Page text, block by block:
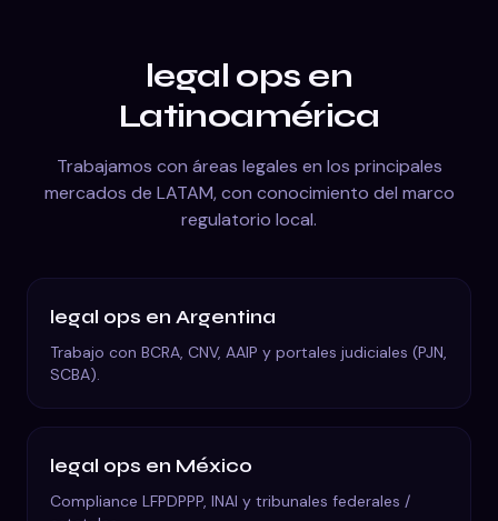
legal ops en
Latinoamérica
Trabajamos con áreas legales en los principales
mercados de LATAM, con conocimiento del marco
regulatorio local.
legal ops en Argentina
Trabajo con BCRA, CNV, AAIP y portales judiciales (PJN,
SCBA).
legal ops en México
Compliance LFPDPPP, INAI y tribunales federales /